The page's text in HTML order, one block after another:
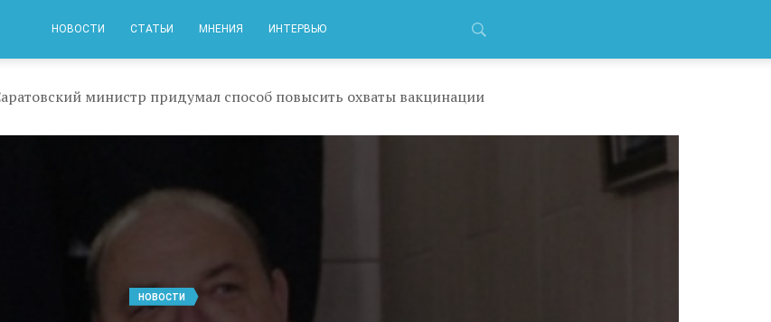
НОВОСТИ СТАТЬИ МНЕНИЯ ИНТЕРВЬЮ
министр придумал способ повысить охваты вакцинации
НОВОСТИ